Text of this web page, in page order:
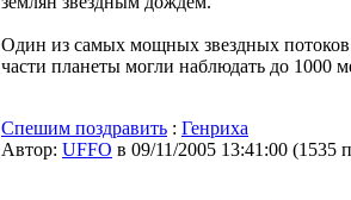
Один из самых мощных звездных потоков
части планеты могли наблюдать до 1000
Спешим поздравить : Генриха
Автор: UFFO в 09/11/2005 13:41:00 (1535